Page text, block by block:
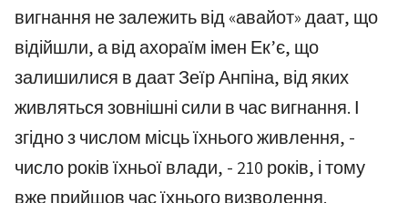
вигнання не залежить від «авайот» даат, що
відійшли, а від ахораїм імен Ек’є, що
залишилися в даат Зеїр Анпіна, від яких
живляться зовнішні сили в час вигнання. І
згідно з числом місць їхнього живлення, -
число років їхньої влади, - 210 років, і тому
вже прийшов час їхнього визволення.